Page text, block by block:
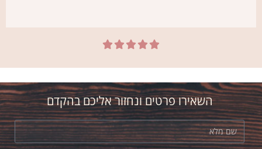
יונית
שנים. לא מחליפה אותו! מה שאומר הכל!





השאירו פרטים ונחזור אליכם בהקדם